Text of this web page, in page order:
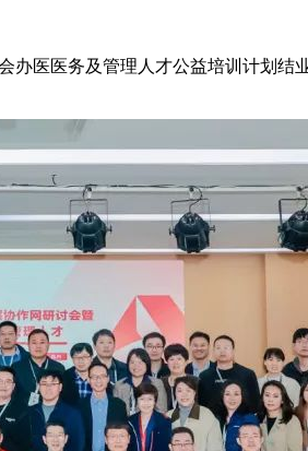
办医医务及管理人才公益培训计划结